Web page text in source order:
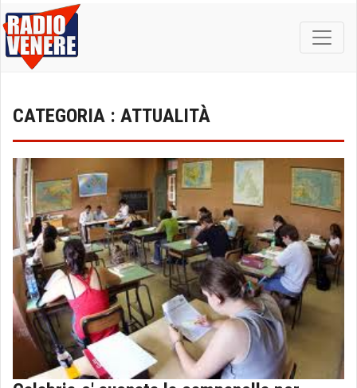
CATEGORIA : ATTUALITÀ